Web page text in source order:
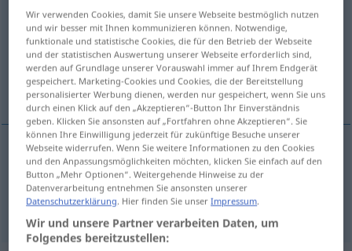
Übersicht aller Übersetzungen
(Für mehr Details die Übersetzung anklicken/antippen)
sešit, číslo
sešitm Heft Schreibheft
číslon HeftZeitschrift a
Wir verwenden Cookies, damit Sie unsere Webseite bestmöglich nutzen
und wir besser mit Ihnen kommunizieren können. Notwendige,
funktionale und statistische Cookies, die für den Betrieb der Webseite
und der statistischen Auswertung unserer Webseite erforderlich sind,
werden auf Grundlage unserer Vorauswahl immer auf Ihrem Endgerät
gespeichert. Marketing-Cookies und Cookies, die der Bereitstellung
personalisierter Werbung dienen, werden nur gespeichert, wenn Sie uns
durch einen Klick auf den „Akzeptieren“-Button Ihr Einverständnis
geben. Klicken Sie ansonsten auf „Fortfahren ohne Akzeptieren“. Sie
können Ihre Einwilligung jederzeit für zukünftige Besuche unserer
Webseite widerrufen. Wenn Sie weitere Informationen zu den Cookies
und den Anpassungsmöglichkeiten möchten, klicken Sie einfach auf den
Button „Mehr Optionen“. Weitergehende Hinweise zu der
Datenverarbeitung entnehmen Sie ansonsten unserer
Datenschutzerklärung. Hier finden Sie unserImpressum.
Wir und unsere Partner verarbeiten Daten, um
Folgendes bereitzustellen: